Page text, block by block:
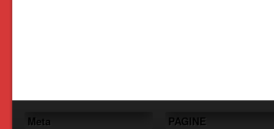
Meta PAGINE